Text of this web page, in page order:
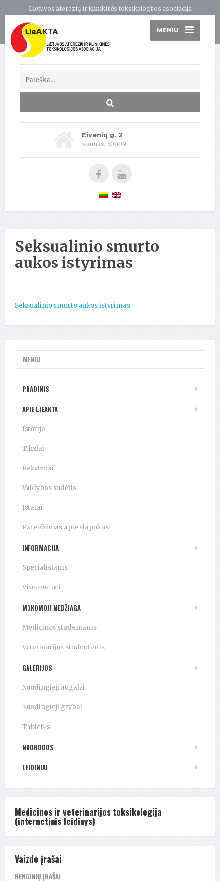
Lietuvos aferezių ir klinikinės toksikologijos asociacija
MENIU
Eivenių g. 2
Kaunas, 50009
Seksualinio smurto
aukos istyrimas
Seksualinio smurto aukos istyrimas
MENIU
PRADINIS
APIE LIEAKTA
Istorija
Tikslai
Rekvizitai
Valdybos sudėtis
Įstatai
Pareiškimas apie slapukus
INFORMACIJA
Specialistams
Visuomenei
MOKOMOJI MEDŽIAGA
Medicinos studentams
Veterinarijos studentams
GALERIJOS
Nuodingieji augalai
Nuodingieji grybai
Tabletės
NUORODOS
LEIDINIAI
Medicinos ir veterinarijos toksikologija
(internetinis leidinys)
Vaizdo įrašai
RENGINIŲ ĮRAŠAI